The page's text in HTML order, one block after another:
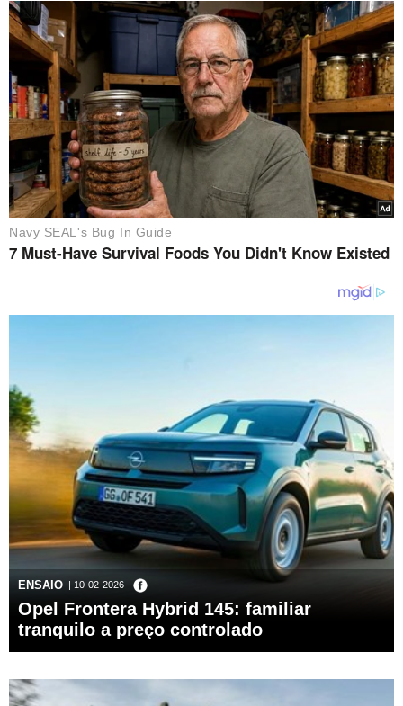
ENSAIO | 10-02-2026
Opel Frontera Hybrid 145: familiar
tranquilo a preço controlado